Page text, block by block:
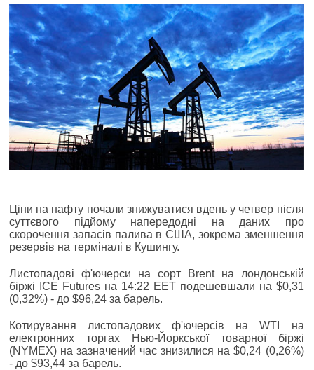
Ціни на нафту почали знижуватися вдень у четвер після
суттєвого підйому напередодні на даних про
скорочення запасів палива в США, зокрема зменшення
резервів на терміналі в Кушингу.
Листопадові ф'ючерси на сорт Brent на лондонській
біржі ICE Futures на 14:22 EET подешевшали на $0,31
(0,32%) - до $96,24 за барель.
Котирування листопадових ф'ючерсів на WTI на
електронних торгах Нью-Йоркської товарної біржі
(NYMEX) на зазначений час знизилися на $0,24 (0,26%)
- до $93,44 за барель.